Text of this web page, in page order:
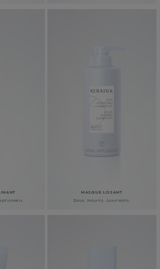
MASQUE LISSANT
Doux. Nourris. Luxuriants.